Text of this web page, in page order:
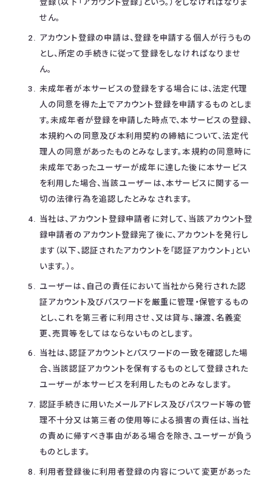
登録（以下「アカウント登録」という。）をしなければなりま
せん。
アカウント登録の申請は、登録を申請する個人が行うもの
とし、所定の手続きに従って登録をしなければなりませ
ん。
未成年者が本サービスの登録をする場合には、法定代理
人の同意を得た上でアカウント登録を申請するものとしま
す。未成年者が登録を申請した時点で、本サービスの登録、
本規約への同意及び本利用契約の締結について、法定代
理人の同意があったものとみなします。本規約の同意時に
未成年であったユーザーが成年に達した後に本サービス
を利用した場合、当該ユーザーは、本サービスに関する一
切の法律行為を追認したとみなされます。
当社は、アカウント登録申請者に対して、当該アカウント登
録申請者のアカウント登録完了後に、アカウントを発行し
ます（以下、認証されたアカウントを「認証アカウント」とい
います。）。
ユーザーは、自己の責任において当社から発行された認
証アカウント及びパスワードを厳重に管理・保管するもの
とし、これを第三者に利用させ、又は貸与、譲渡、名義変
更、売買等をしてはならないものとします。
当社は、認証アカウントとパスワードの一致を確認した場
合、当該認証アカウントを保有するものとして登録された
ユーザーが本サービスを利用したものとみなします。
認証手続きに用いたメールアドレス及びパスワード等の管
理不十分又は第三者の使用等による損害の責任は、当社
の責めに帰すべき事由がある場合を除き、ユーザーが負う
ものとします。
利用者登録後に利用者登録の内容について変更があった